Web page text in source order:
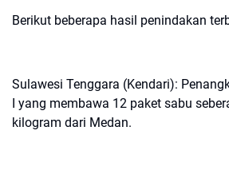
Berikut beberapa hasil penindakan
Sulawesi Tenggara (Kendari):
I yang membawa 12 paket sabu
kilogram dari Medan.